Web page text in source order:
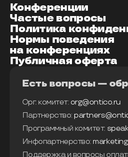
Конференции
Частые вопросы
Политика
Нормы поведения
на конференциях
Публичная оферта
Есть вопросы —
Орг. комитет: org@ontico.ru
Партнерство:
Программный комитет:
Инфопартнерство:
Поддержка и вопросы